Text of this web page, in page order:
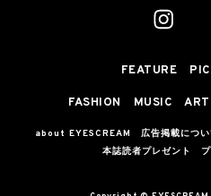
FEATURE
FASHION MUSIC ART
about EYESCREAM 広告掲載につい
本誌読者プレゼント